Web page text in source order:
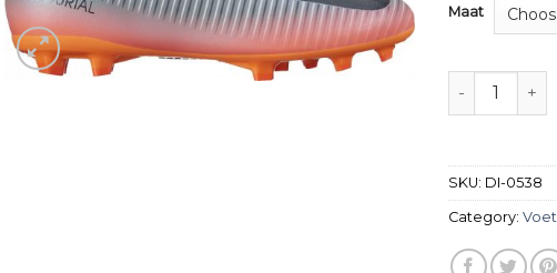
Maat
SKU: DI-0538
Category: